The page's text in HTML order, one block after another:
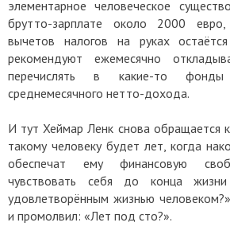
элементарное человеческое
брутто-зарплате около 2000
вычетов налогов на руках
рекомендуют ежемесячно
перечислять в какие-то
среднемесячного нетто-дохода.
И тут Хеймар Ленк снова обращается
такому человеку будет лет, когда
обеспечат ему финансовую
чувствовать себя до конца
удовлетворённым жизнью
и промолвил: «Лет под сто?».